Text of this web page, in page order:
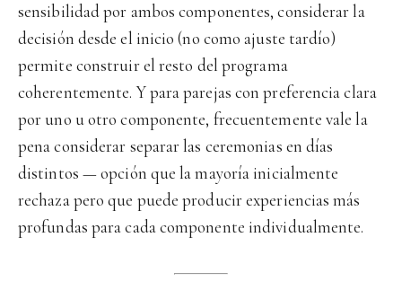
sensibilidad por ambos componentes, considerar la
decisión desde el inicio (no como ajuste tardío)
permite construir el resto del programa
coherentemente. Y para parejas con preferencia clara
por uno u otro componente, frecuentemente vale la
pena considerar separar las ceremonias en días
distintos — opción que la mayoría inicialmente
rechaza pero que puede producir experiencias más
profundas para cada componente individualmente.